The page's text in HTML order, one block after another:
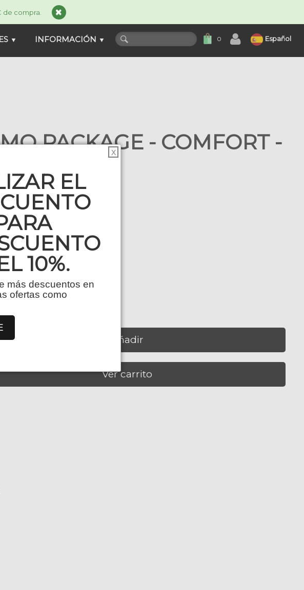
de compra.
▼ INFORMACIÓN ▼ 0 Español
PACKAGE - COMFORT -
45,50 €
Añadir
Ver carrito
X
EL
10%.
más descuentos en
ofertas como